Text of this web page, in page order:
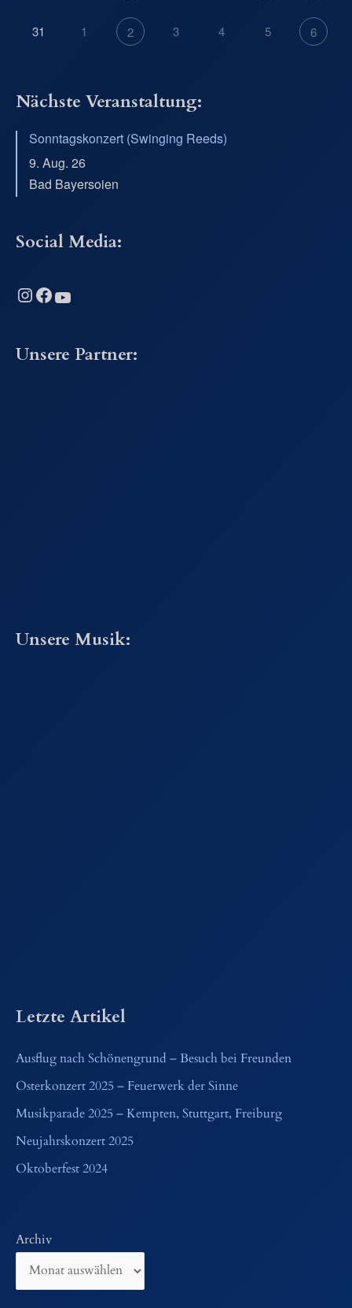
31 1 2 3 4 5 6
Nächste Veranstaltung:
Sonntagskonzert (Swinging Reeds)
9. Aug. 26
Bad Bayersoien
Social Media:
Instagram Facebook YouTube
Unsere Partner:
Unsere Musik:
Letzte Artikel
Ausflug nach Schönengrund – Besuch bei Freunden
Osterkonzert 2025 – Feuerwerk der Sinne
Musikparade 2025 – Kempten, Stuttgart, Freiburg
Neujahrskonzert 2025
Oktoberfest 2024
Archiv